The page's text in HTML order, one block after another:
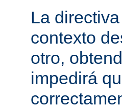
La directiva
contexto
otro,
impedirá